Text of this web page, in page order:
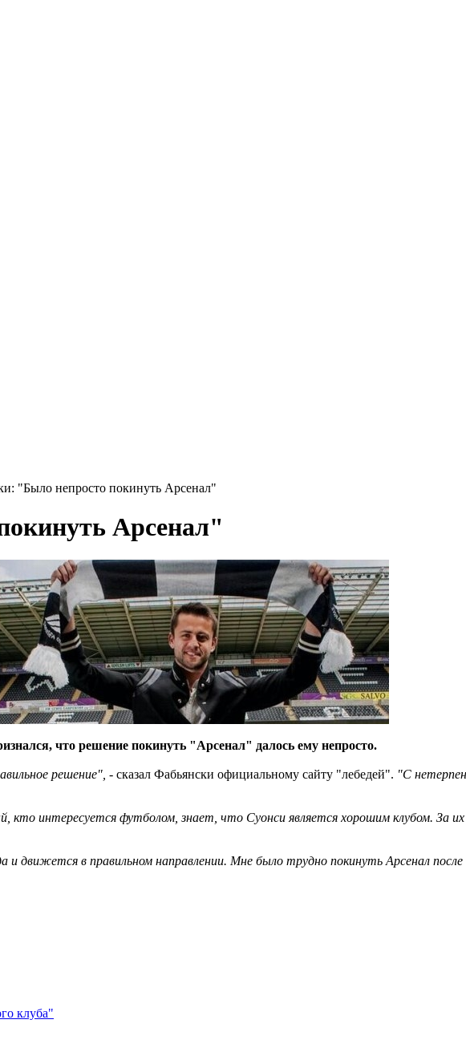
"Было непросто покинуть Арсенал"
Арсенал"
что решение покинуть "Арсенал" далось ему непросто.
решение", - сказал Фабьянски официальному сайту "лебедей". "С
интересуется футболом, знает, что Суонси является хорошим клубом. За
и движется в правильном направлении. Мне было трудно покинуть Арсенал
клуба"